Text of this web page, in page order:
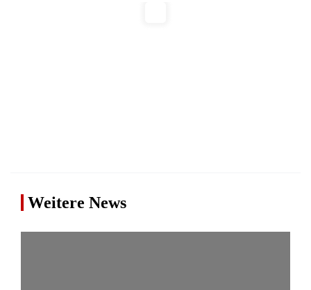
Weitere News